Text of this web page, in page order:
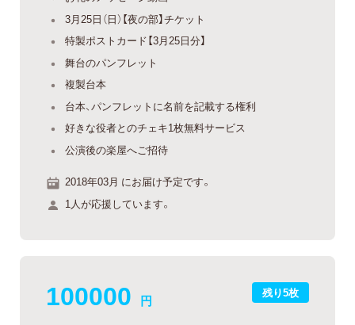
3月25日（日）【夜の部】チケット
特製ポストカード【3月25日分】
舞台のパンフレット
複製台本
台本、パンフレットに名前を記載する権利
好きな役者とのチェキ1枚無料サービス
公演後の楽屋へご招待
2018年03月 にお届け予定です。
1人が応援しています。
残り5枚
100000 円